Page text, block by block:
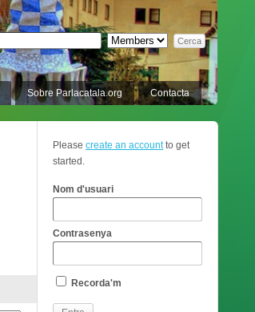
Sobre Parlacatala.org Contacta
Please create an accountto get
started.
Nom d'usuari
Contrasenya
Recorda'm